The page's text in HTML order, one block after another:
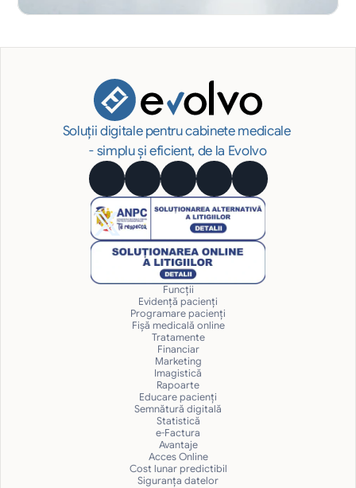
Soluții digitale pentru cabinete medicale
- simplu și eficient, de la Evolvo
Funcții
Evidență pacienți
Programare pacienți
Fișă medicală online
Tratamente
Financiar
Marketing
Imagistică
Rapoarte
Educare pacienți
Semnătură digitală
Statistică
e-Factura
Avantaje
Acces Online
Cost lunar predictibil
Siguranţa datelor